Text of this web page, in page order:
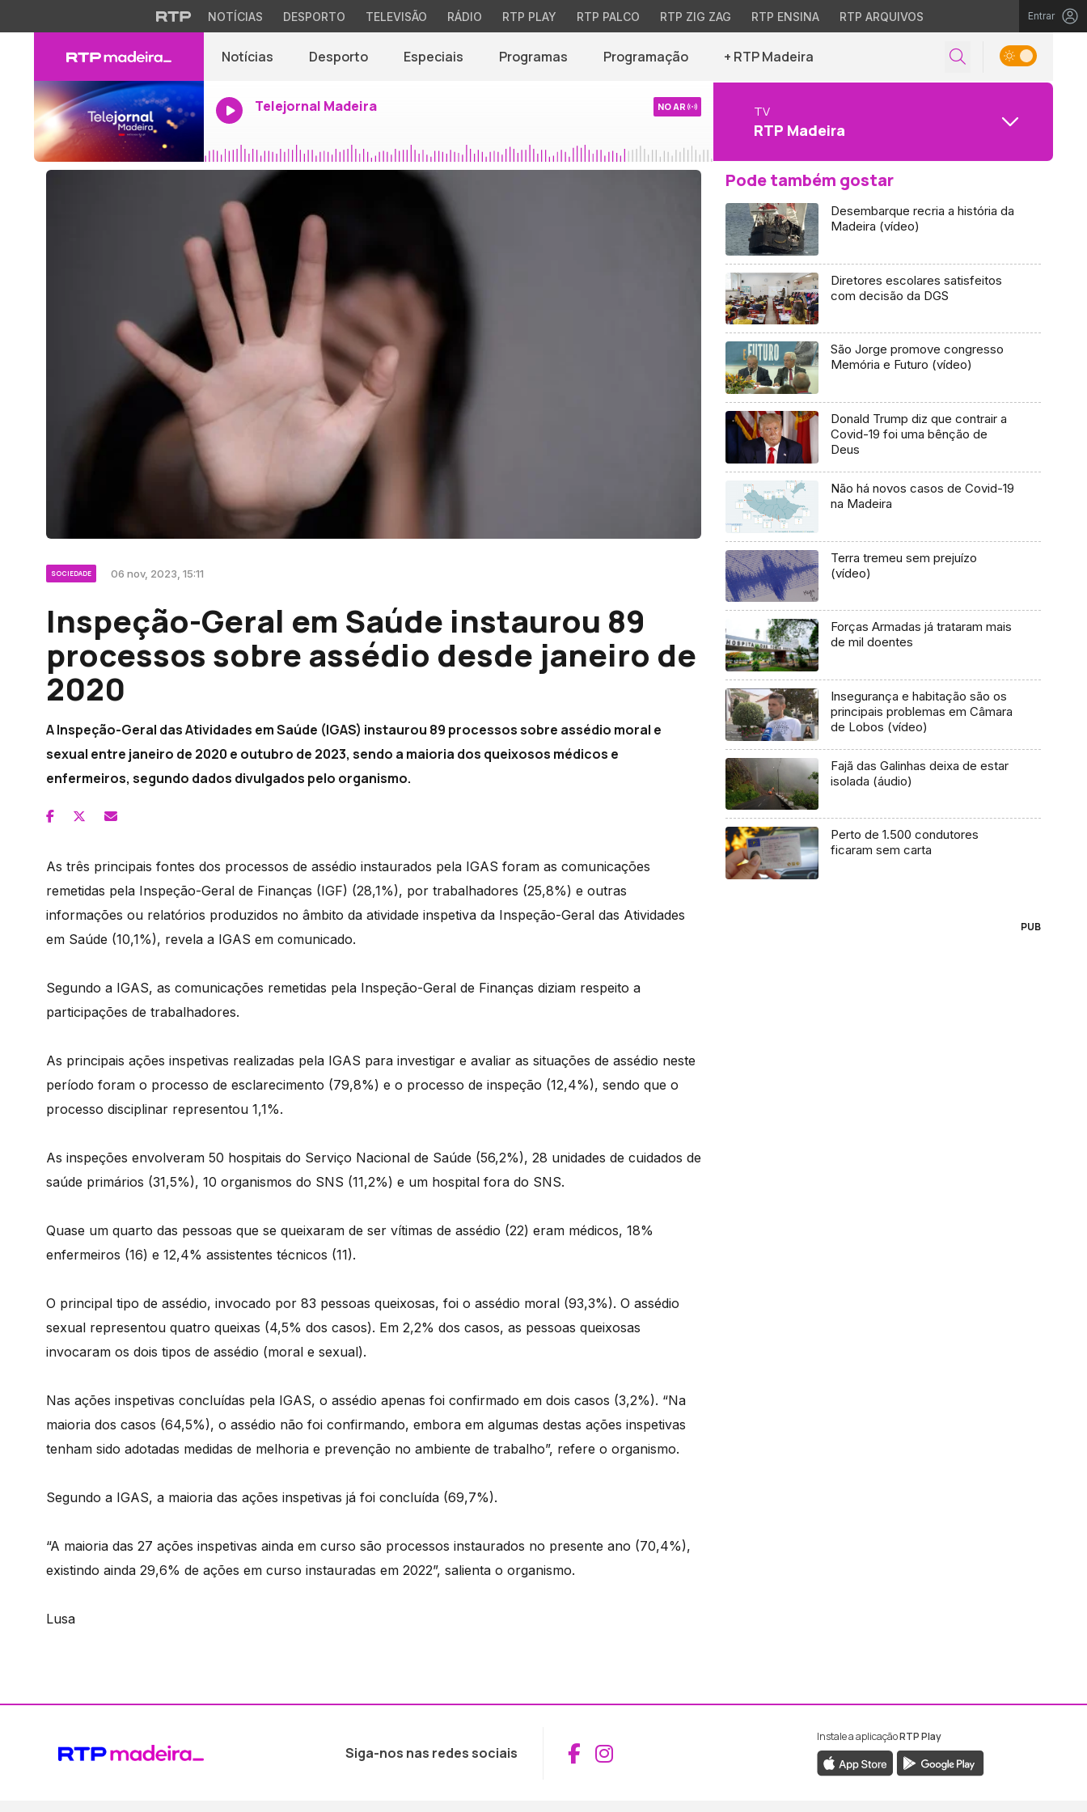
NOTÍCIAS DESPORTO TELEVISÃO RÁDIO RTP PLAY RTP PALCO RTP ZIG ZAG RTP ENSINA RTP ARQUIVOS Entrar
Notícias Desporto Especiais Programas Programação + RTP Madeira
Telejornal Madeira NO AR TV
RTP Madeira
SOCIEDADE 06 nov, 2023, 15:11
Inspeção-Geral em Saúde instaurou 89
processos sobre assédio desde janeiro de
2020
A Inspeção-Geral das Atividades em Saúde (IGAS) instaurou 89 processos sobre assédio moral e
sexual entre janeiro de 2020 e outubro de 2023, sendo a maioria dos queixosos médicos e
enfermeiros, segundo dados divulgados pelo organismo.
As três principais fontes dos processos de assédio instaurados pela IGAS foram as comunicações
remetidas pela Inspeção-Geral de Finanças (IGF) (28,1%), por trabalhadores (25,8%) e outras
informações ou relatórios produzidos no âmbito da atividade inspetiva da Inspeção-Geral das Atividades
em Saúde (10,1%), revela a IGAS em comunicado.
Segundo a IGAS, as comunicações remetidas pela Inspeção-Geral de Finanças diziam respeito a
participações de trabalhadores.
As principais ações inspetivas realizadas pela IGAS para investigar e avaliar as situações de assédio neste
período foram o processo de esclarecimento (79,8%) e o processo de inspeção (12,4%), sendo que o
processo disciplinar representou 1,1%.
As inspeções envolveram 50 hospitais do Serviço Nacional de Saúde (56,2%), 28 unidades de cuidados de
saúde primários (31,5%), 10 organismos do SNS (11,2%) e um hospital fora do SNS.
Quase um quarto das pessoas que se queixaram de ser vítimas de assédio (22) eram médicos, 18%
enfermeiros (16) e 12,4% assistentes técnicos (11).
O principal tipo de assédio, invocado por 83 pessoas queixosas, foi o assédio moral (93,3%). O assédio
sexual representou quatro queixas (4,5% dos casos). Em 2,2% dos casos, as pessoas queixosas
invocaram os dois tipos de assédio (moral e sexual).
Nas ações inspetivas concluídas pela IGAS, o assédio apenas foi confirmado em dois casos (3,2%). “Na
maioria dos casos (64,5%), o assédio não foi confirmando, embora em algumas destas ações inspetivas
tenham sido adotadas medidas de melhoria e prevenção no ambiente de trabalho”, refere o organismo.
Segundo a IGAS, a maioria das ações inspetivas já foi concluída (69,7%).
“A maioria das 27 ações inspetivas ainda em curso são processos instaurados no presente ano (70,4%),
existindo ainda 29,6% de ações em curso instauradas em 2022”, salienta o organismo.
Lusa
Pode também gostar
Desembarque recria a história da
Madeira (vídeo)
Diretores escolares satisfeitos
com decisão da DGS
São Jorge promove congresso
Memória e Futuro (vídeo)
Donald Trump diz que contrair a
Covid-19 foi uma bênção de
Deus
Não há novos casos de Covid-19
na Madeira
Terra tremeu sem prejuízo
(vídeo)
Forças Armadas já trataram mais
de mil doentes
Insegurança e habitação são os
principais problemas em Câmara
de Lobos (vídeo)
Fajã das Galinhas deixa de estar
isolada (áudio)
Perto de 1.500 condutores
ficaram sem carta
PUB
Siga-nos nas redes sociais Aceder ao Facebook da RTP Madeira
Aceder ao Instagram da RTP Madeira
Instale a aplicaçãoRTP Play